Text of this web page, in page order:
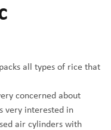
all types of rice that
concerned about
very interested in
air cylinders with